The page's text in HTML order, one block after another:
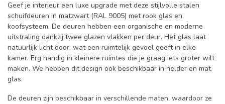
Geef je interieur een luxe upgrade met deze stijlvolle stalen
schuifdeuren in matzwart (RAL 9005) met rook glas en
koofsysteem. De deuren hebben een organische en moderne
uitstraling dankzij twee glazen vlakken per deur. Het glas laat
natuurlijk licht door, wat een ruimtelijk gevoel geeft in elke
kamer. Erg handig in kleinere ruimtes die je graag iets groter wilt
maken. We hebben dit design ook beschikbaar in helder en mat
glas.
De deuren zijn beschikbaar in verschillende maten, waardoor ze